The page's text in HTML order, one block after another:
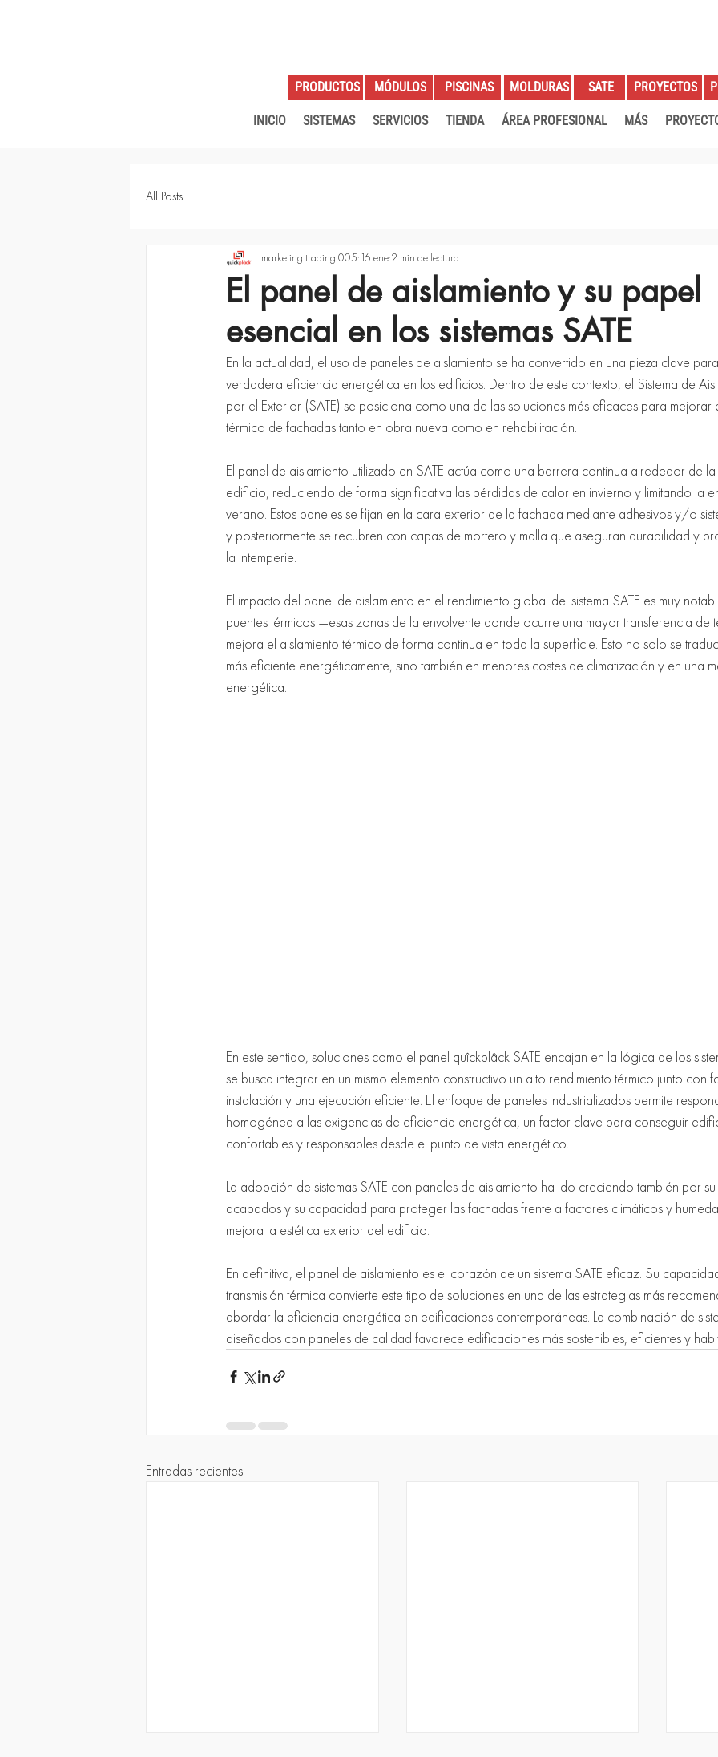
INICIO SISTEMAS SERVICIOS TIENDA ÁREA PROFESIONAL MÁS
PRODUCTOS MÓDULOS PISCINAS MOLDURAS SATE PROYECTOS
All Posts
El panel de aislamiento y su papel
esencial en los sistemas SATE
marketing trading 005 16 ene 2 min de lectura
En la actualidad, el uso de paneles de aislamiento se ha convertido en una pieza clave
verdadera eficiencia energética en los edificios. Dentro de este contexto, el Sistema de
por el Exterior (SATE) se posiciona como una de las soluciones más eficaces para mejorar
térmico de fachadas tanto en obra nueva como en rehabilitación.
El panel de aislamiento utilizado en SATE actúa como una barrera continua alrededor de
edificio, reduciendo de forma significativa las pérdidas de calor en invierno y limitando la
verano. Estos paneles se fijan en la cara exterior de la fachada mediante adhesivos y/o
y posteriormente se recubren con capas de mortero y malla que aseguran durabilidad y
la intemperie.
El impacto del panel de aislamiento en el rendimiento global del sistema SATE es muy
puentes térmicos —esas zonas de la envolvente donde ocurre una mayor transferencia de
mejora el aislamiento térmico de forma continua en toda la superficie. Esto no solo se
más eficiente energéticamente, sino también en menores costes de climatización y en una
energética.
En este sentido, soluciones como el panel quîckplâck SATE encajan en la lógica de los
se busca integrar en un mismo elemento constructivo un alto rendimiento térmico junto con
instalación y una ejecución eficiente. El enfoque de paneles industrializados permite
homogénea a las exigencias de eficiencia energética, un factor clave para conseguir
confortables y responsables desde el punto de vista energético.
La adopción de sistemas SATE con paneles de aislamiento ha ido creciendo también por
acabados y su capacidad para proteger las fachadas frente a factores climáticos y
mejora la estética exterior del edificio.
En definitiva, el panel de aislamiento es el corazón de un sistema SATE eficaz. Su
transmisión térmica convierte este tipo de soluciones en una de las estrategias más
abordar la eficiencia energética en edificaciones contemporáneas. La combinación de
diseñados con paneles de calidad favorece edificaciones más sostenibles, eficientes y
Entradas recientes